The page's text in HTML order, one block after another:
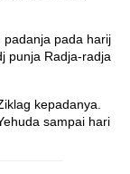
padanja pada harij
punja Radja-radja
kepadanya.
sampai hari